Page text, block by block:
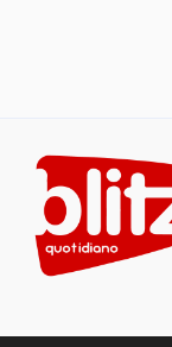
content